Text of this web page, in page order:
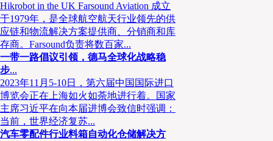
Hikrobot in the UK Farsound Aviation 成立
于1979年，是全球航空航天行业领先的供
应链和物流解决方案提供商、分销商和库
存商。Farsound负责将数百家...
一带一路倡议引领，德马全球化战略稳
步...
2023年11月5-10日，第六届中国国际进口
博览会正在上海如火如荼地进行着。国家
主席习近平在向本届进博会致信时强调：
当前，世界经济复苏...
汽车零配件行业料箱自动化仓储解决方